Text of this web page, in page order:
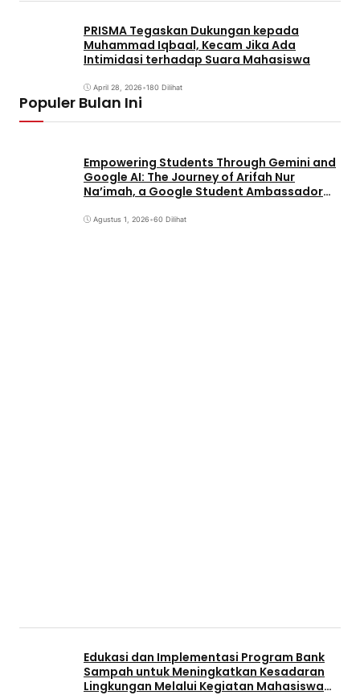
PRISMA Tegaskan Dukungan kepada
Muhammad Iqbaal, Kecam Jika Ada
Intimidasi terhadap Suara Mahasiswa
April 28, 2026•180 Dilihat
Populer Bulan Ini
Empowering Students Through Gemini and
Google AI: The Journey of Arifah Nur
Na’imah, a Google Student Ambassador
Pignatelli Triputra
Agustus 1, 2026•60 Dilihat
Edukasi dan Implementasi Program Bank
Sampah untuk Meningkatkan Kesadaran
Lingkungan Melalui Kegiatan Mahasiswa